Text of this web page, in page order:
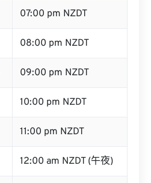
07:00 pm NZDT
08:00 pm NZDT
09:00 pm NZDT
10:00 pm NZDT
11:00 pm NZDT
12:00 am NZDT (午夜)